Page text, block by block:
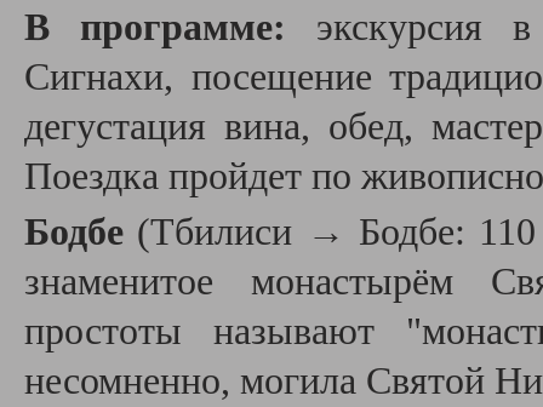
В программе: экскурсия
Сигнахи, посещение
дегустация вина, обед,
Поездка пройдет по
Бодбе (Тбилиси → Бодбе:
знаменитое монастырём
простоты называют
несомненно, могила Святой